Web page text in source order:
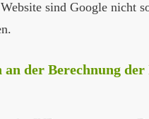
sind Google nicht
der Berechnung der